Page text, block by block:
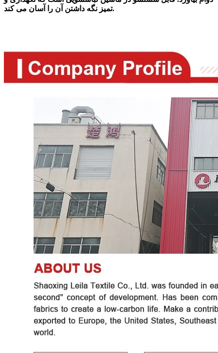
تمیز نگه داشتن آن را آسان می کند.